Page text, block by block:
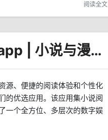
阅读全文
全民追书大师 v5.0.3 去广告去更新版app | 小说与漫画畅享平台
源、便捷的阅读体验和个性化
的优选应用。该应用集小说阅
一个全方位、多层次的数字娱